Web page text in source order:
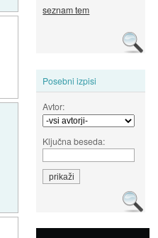
seznam tem
Posebni izpisi
Avtor:
Ključna beseda: